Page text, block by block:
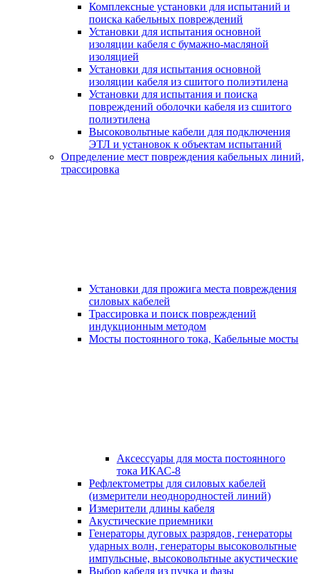
Комплексные установки для испытаний и
поиска кабельных повреждений
Установки для испытания основной
изоляции кабеля с бумажно-масляной
изоляцией
Установки для испытания основной
изоляции кабеля из сшитого полиэтилена
Установки для испытания и поиска
повреждений оболочки кабеля из сшитого
полиэтилена
Высоковольтные кабели для подключения
ЭТЛ и установок к объектам испытаний
Определение мест повреждения кабельных линий,
трассировка
Установки для прожига места повреждения
силовых кабелей
Трассировка и поиск повреждений
индукционным методом
Мосты постоянного тока, Кабельные мосты
Аксессуары для моста постоянного
тока ИКАС-8
Рефлектометры для силовых кабелей
(измерители неоднородностей линий)
Измерители длины кабеля
Акустические приемники
Генераторы дуговых разрядов, генераторы
ударных волн, генераторы высоковольтные
импульсные, высоковольтные акустические
Выбор кабеля из пучка и фазы